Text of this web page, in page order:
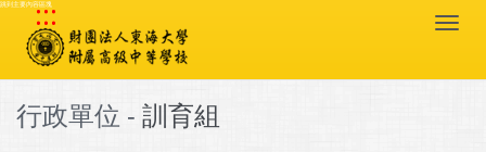
跳到主要內容區塊
:::
行政單位 - 訓育組